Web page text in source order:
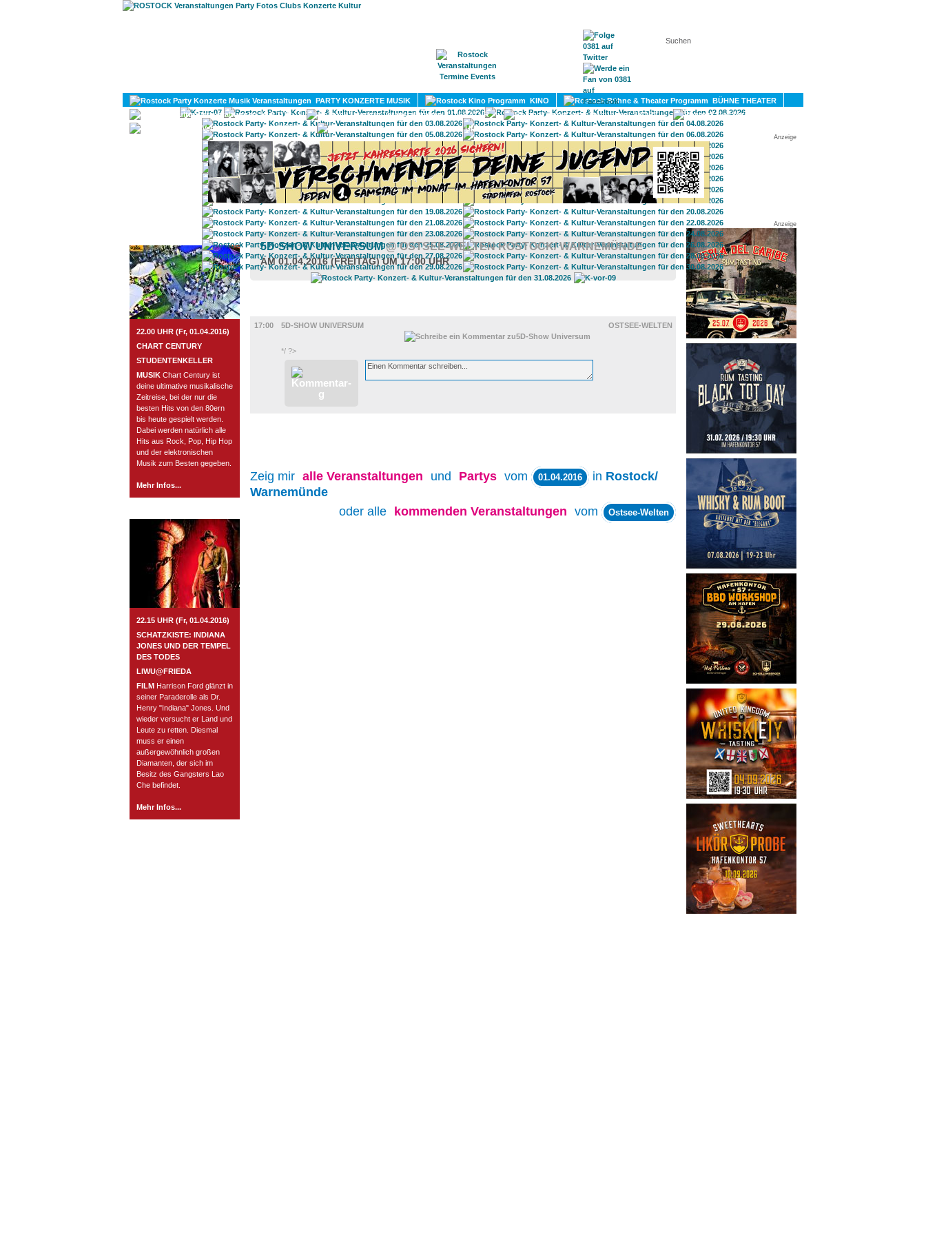
KONTAKT
PARTY KONZERTE MUSIK KINO
BÜHNE THEATER
KULTUR
LITERATUR SPORT
DIVERSES
UMLAND
Anzeige
ROSTOCK TAGESTIPP
22.00 UHR (Fr, 01.04.2016)
CHART CENTURY
STUDENTENKELLER
MUSIK Chart Century ist
deine ultimative musikalische
Zeitreise, bei der nur die
besten Hits von den 80ern
bis heute gespielt werden.
Dabei werden natürlich alle
Hits aus Rock, Pop, Hip Hop
und der elektronischen
Musik zum Besten gegeben.
Mehr Infos...
22.15 UHR (Fr, 01.04.2016)
SCHATZKISTE: INDIANA
JONES UND DER TEMPEL
DES TODES
LIWU@FRIEDA
FILM Harrison Ford glänzt in
seiner Paraderolle als Dr.
Henry "Indiana" Jones. Und
wieder versucht er Land und
Leute zu retten. Diesmal
muss er einen
außergewöhnlich großen
Diamanten, der sich im
Besitz des Gangsters Lao
Che befindet.
Mehr Infos...
Anzeige
5D-SHOW UNIVERSUM@ OSTSEE-WELTEN ROSTOCK/ WARNEMÜNDE
AM 01.04.2016 (FREITAG) UM 17:00 UHR
17:00
5D-SHOW UNIVERSUM OSTSEE-WELTEN
*/ ?>
Zeig mir alle Veranstaltungen und Partys vom 01.04.2016 in Rostock/
Warnemünde
oder alle
kommenden Veranstaltungen vom Ostsee-Welten